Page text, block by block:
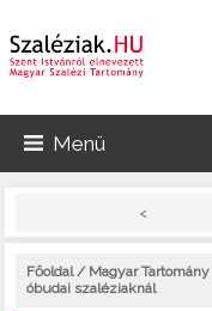
Menü
<
Főoldal/ Magyar Tartomány
óbudai szaléziaknál